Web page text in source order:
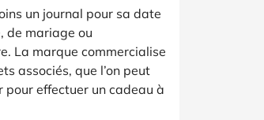
un journal pour sa date
de mariage ou
La marque commercialise
associés, que l’on peut
pour effectuer un cadeau à